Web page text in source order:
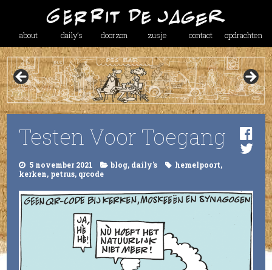
about daily’s doorzon zusje contact opdrachten
Testen Voor Toegang
5 november 2021 blog, daily's hemelpoort,
kerken, petrus, qrcode